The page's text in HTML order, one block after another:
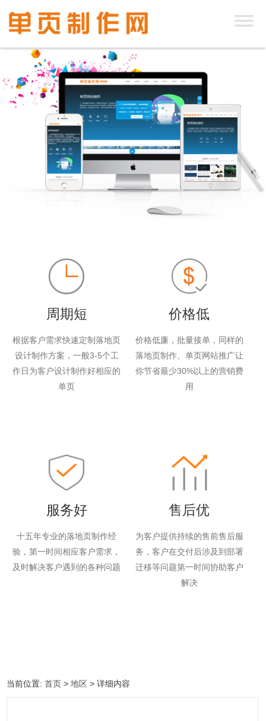
周期短
根据客户需求快速定制落地页
设计制作方案，一般3-5个工
作日为客户设计制作好相应的
单页
价格低
价格低廉，批量接单，同样的
落地页制作、单页网站推广让
你节省最少30%以上的营销费
用
服务好
十五年专业的落地页制作经
验，第一时间相应客户需求，
及时解决客户遇到的各种问题
售后优
为客户提供持续的售前售后服
务，客户在交付后涉及到部署
迁移等问题第一时间协助客户
解决
当前位置:首页 >地区 > 详细内容